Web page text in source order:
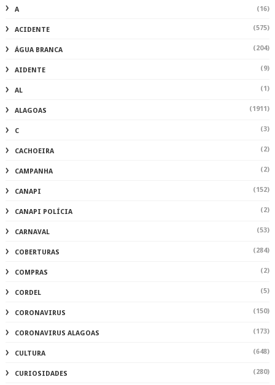
CORONAVIRUS (150)
CORONAVIRUS ALAGOAS (173)
CULTURA (648)
CURIOSIDADES (280)
DATAS COMEMORATIVAS (275)
DELMIRO (1508)
DENUNCIA (2)
DEPUTADOESTADUAL (7)
DESTAQUE (2878)
DINHEIRO (2)
DR.RAFAEL (7)
ECONOMIA (2)
ECOTURISMO (3)
EDUCAÇÃO (386)
EDUCAÇÃOALAGOAS (1)
ELEIÇÕES2022 (56)
EMPRESAS (1)
ENTRESERRAS (2)
ENTRETENIMENTO (251)